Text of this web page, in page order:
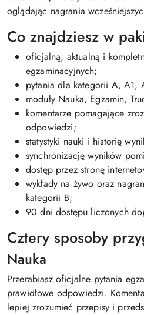
oglądając nagrania
Co znajdziesz w
oficjalną, aktualną i
egzaminacyjnych;
pytania dla kategorii A, A1,
moduły Nauka, Egzamin,
komentarze pomagające
odpowiedzi;
statystyki nauki i historię
synchronizację wyników
dostęp przez stronę
wykłady na żywo oraz
kategorii B;
90 dni dostępu liczonych
Cztery sposoby
Nauka
Przerabiasz oficjalne pytania
prawidłowe odpowiedzi.
lepiej zrozumieć przepisy i